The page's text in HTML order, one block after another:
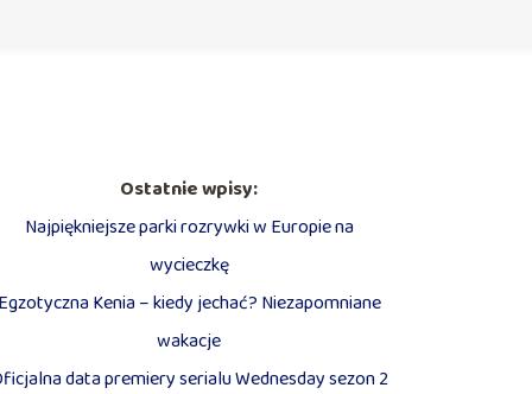
Ostatnie wpisy:
Najpiękniejsze parki rozrywki w Europie na
wycieczkę
Egzotyczna Kenia – kiedy jechać? Niezapomniane
wakacje
data premiery serialu Wednesday sezon 2